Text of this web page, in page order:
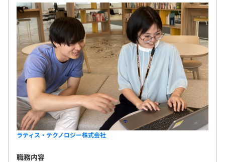
ラティス・テクノロジー株式会社
職務内容